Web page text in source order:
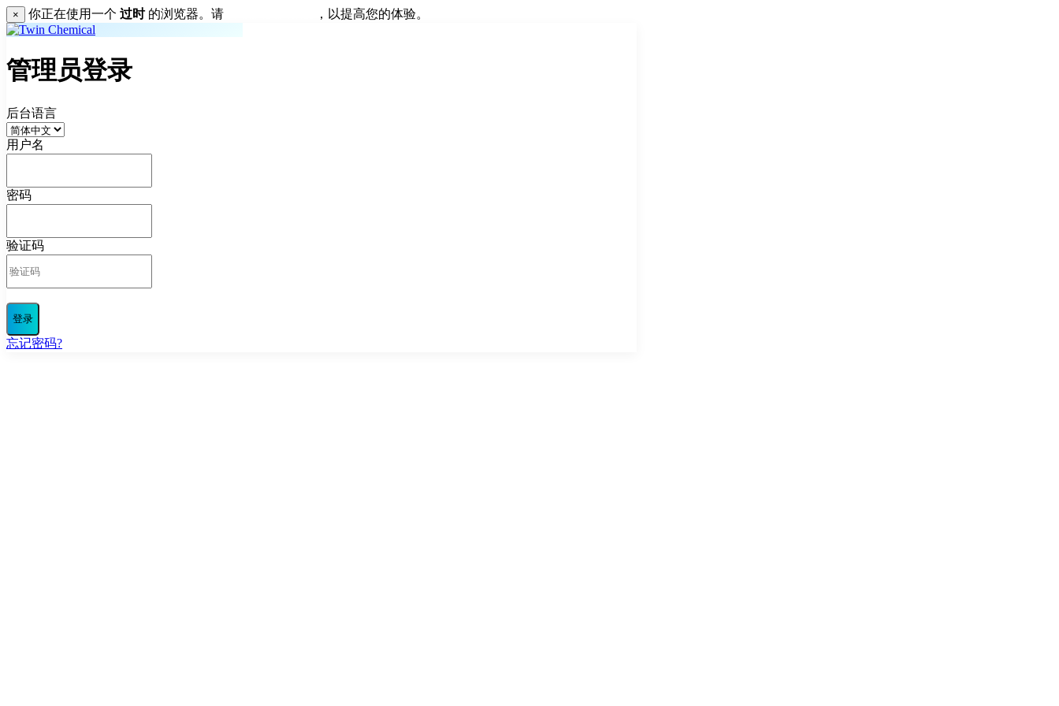
× 你正在使用一个 过时的浏览器。请 ，以提高您的体验。
管理员登录
后台语言
用户名
密码
验证码
登录
忘记密码?